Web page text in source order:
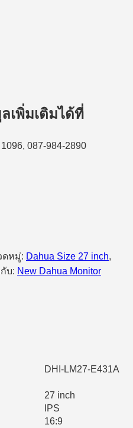
เพิ่มเติมได้ที่
087-984-2890
ดหมู่: Dahua Size 27 inch,
บ: New Dahua Monitor
DHI-LM27-E431A
27 inch
IPS
16:9